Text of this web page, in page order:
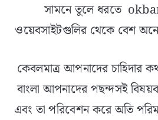
সামনে তুলে ধরতে
ওয়েবসাইটগুলির থেকে বেশ
কেবলমাত্র আপনাদের চাহিদার
বাংলা আপনাদের পছন্দসই
এবং তা পরিবেশন করে অতি